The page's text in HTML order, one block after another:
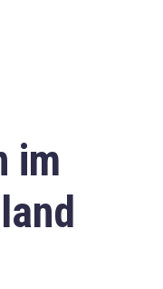
im